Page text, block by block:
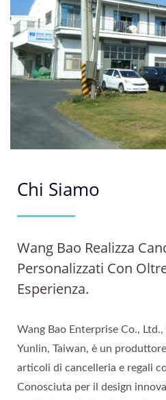
Chi Siamo
Wang Bao Realizza
Personalizzati Con
Esperienza.
Wang Bao Enterprise Co.,
Yunlin, Taiwan, è un
articoli di cancelleria e regali
Conosciuta per il design